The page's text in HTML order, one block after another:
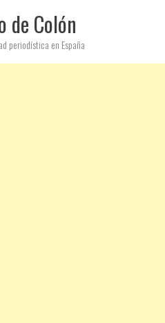
de Colón
periodística en España